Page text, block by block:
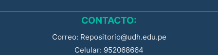
CONTACTO:
Correo: Repositorio@udh.edu.pe
Celular: 952068664